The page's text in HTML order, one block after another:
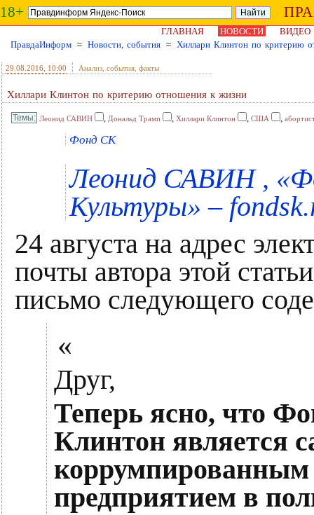
18+
ГЛАВНАЯ НОВОСТИ
ВИДЕО
ПравдаИнформ ≈ Новости, события ≈ Хиллари Клинтон по критерию
29.08.2016 , 10:00 Анализ, события, факты
Хиллари Клинтон по критерию отношения к жизни
Леонид САВИН , Дональд Трамп , Хиллари Клинтон , США ,
Фонд СК
Леонид САВИН ,
Культуры» –
24 августа на адрес
почты автора этой
письмо следующего
«
Друг,
Теперь ясно, что
Клинтон является
коррумпированным
предприятием в